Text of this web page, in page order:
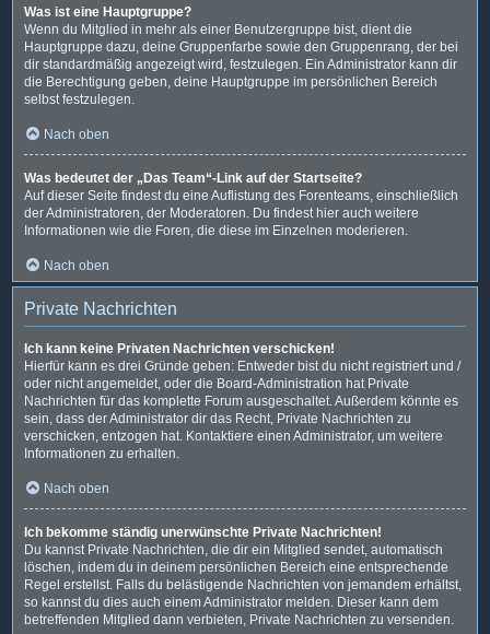
Was ist eine Hauptgruppe?
Wenn du Mitglied in mehr als einer Benutzergruppe bist, dient die
Hauptgruppe dazu, deine Gruppenfarbe sowie den Gruppenrang, der bei
dir standardmäßig angezeigt wird, festzulegen. Ein Administrator kann dir
die Berechtigung geben, deine Hauptgruppe im persönlichen Bereich
selbst festzulegen.
Nach oben
Was bedeutet der „Das Team“-Link auf der Startseite?
Auf dieser Seite findest du eine Auflistung des Forenteams, einschließlich
der Administratoren, der Moderatoren. Du findest hier auch weitere
Informationen wie die Foren, die diese im Einzelnen moderieren.
Nach oben
Private Nachrichten
Ich kann keine Privaten Nachrichten verschicken!
Hierfür kann es drei Gründe geben: Entweder bist du nicht registriert und /
oder nicht angemeldet, oder die Board-Administration hat Private
Nachrichten für das komplette Forum ausgeschaltet. Außerdem könnte es
sein, dass der Administrator dir das Recht, Private Nachrichten zu
verschicken, entzogen hat. Kontaktiere einen Administrator, um weitere
Informationen zu erhalten.
Nach oben
Ich bekomme ständig unerwünschte Private Nachrichten!
Du kannst Private Nachrichten, die dir ein Mitglied sendet, automatisch
löschen, indem du in deinem persönlichen Bereich eine entsprechende
Regel erstellst. Falls du belästigende Nachrichten von jemandem erhältst,
so kannst du dies auch einem Administrator melden. Dieser kann dem
betreffenden Mitglied dann verbieten, Private Nachrichten zu versenden.